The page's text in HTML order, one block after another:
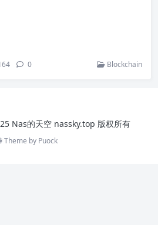
0 Blockchain
Nas的天空 nassky.top 版权所有
Theme by Puock